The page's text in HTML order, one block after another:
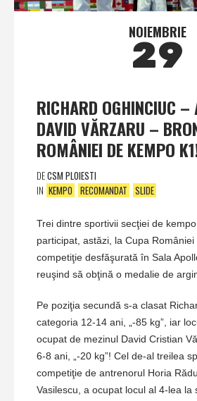
NOIEMBRIE
29
RICHARD OGHINCIUC –
DAVID VĂRZARU –
ROMÂNIEI DE KEMPO
DECSM PLOIESTI
IN KEMPO RECOMANDAT SLIDE
Trei dintre sportivii secţiei de
participat, astăzi, la Cupa României
competiţie desfăşurată în Sala
reuşind să obţină o medalie de
Pe poziţia secundă s-a clasat
categoria 12-14 ani, „-85 kg”, iar
ocupat de mezinul David Cristian
6-8 ani, „-20 kg”! Cel de-al treilea
competiţie de antrenorul Horia
Vasilescu, a ocupat locul al 4-lea la